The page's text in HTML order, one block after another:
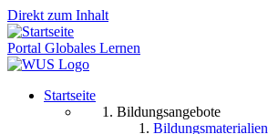
Direkt zum Inhalt
Portal Globales Lernen
Startseite
Bildungsangebote
Bildungsmaterialien